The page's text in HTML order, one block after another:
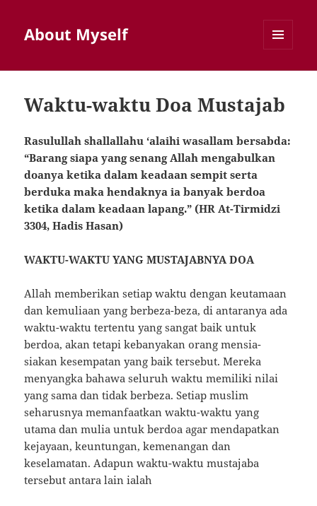
About Myself
Waktu-waktu Doa Mustajab
Rasulullah shallallahu ‘alaihi wasallam bersabda:
“Barang siapa yang senang Allah mengabulkan
doanya ketika dalam keadaan sempit serta
berduka maka hendaknya ia banyak berdoa
ketika dalam keadaan lapang.” (HR At-Tirmidzi
3304, Hadis Hasan)
WAKTU-WAKTU YANG MUSTAJABNYA DOA
Allah memberikan setiap waktu dengan keutamaan
dan kemuliaan yang berbeza-beza, di antaranya ada
waktu-waktu tertentu yang sangat baik untuk
berdoa, akan tetapi kebanyakan orang mensia-
siakan kesempatan yang baik tersebut. Mereka
menyangka bahawa seluruh waktu memiliki nilai
yang sama dan tidak berbeza. Setiap muslim
seharusnya memanfaatkan waktu-waktu yang
utama dan mulia untuk berdoa agar mendapatkan
kejayaan, keuntungan, kemenangan dan
keselamatan. Adapun waktu-waktu mustajaba
tersebut antara lain ialah